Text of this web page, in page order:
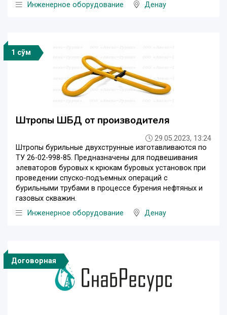
Инженерное оборудование Денау
1 сўм
Штропы ШБД от производителя
29.05.2023, 13:24
Штропы бурильные двухструнные изготавливаются по
ТУ 26-02-998-85. Предназначены для подвешивания
элеваторов буровых к крюкам буровых установок при
проведении спуско-подъемных операций с
бурильными трубами в процессе бурения нефтяных и
газовых скважин.
Инженерное оборудование
Денау
Договорная